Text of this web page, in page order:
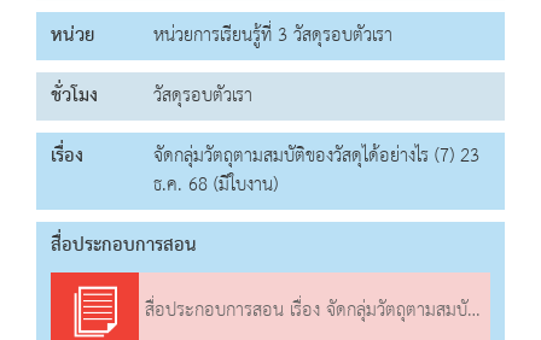
หน่วย
หน่วยการเรียนรู้ที่ 3 วัสดุรอบตัวเรา
ชั่วโมง
วัสดุรอบตัวเรา
เรื่อง
จัดกลุ่มวัตถุตามสมบัติของวัสดุได้อย่างไร (7) 23
ธ.ค. 68 (มีใบงาน)
สื่อประกอบการสอน
สื่อประกอบการสอน เรื่อง จัดกลุ่มวัตถุตามสมบัติของวัสดุได้อย่างไร (7)